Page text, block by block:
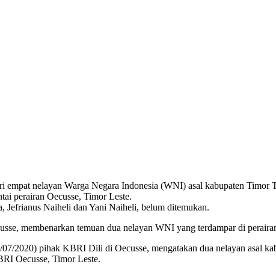
nelayan Warga Negara Indonesia (WNI) asal kabupaten
perairan Oecusse, Timor Leste.
Jefrianus Naiheli dan Yani Naiheli, belum ditemukan.
membenarkan temuan dua nelayan WNI yang terdampar di
2020) pihak KBRI Dili di Oecusse, mengatakan dua nelayan asal
Oecusse, Timor Leste.